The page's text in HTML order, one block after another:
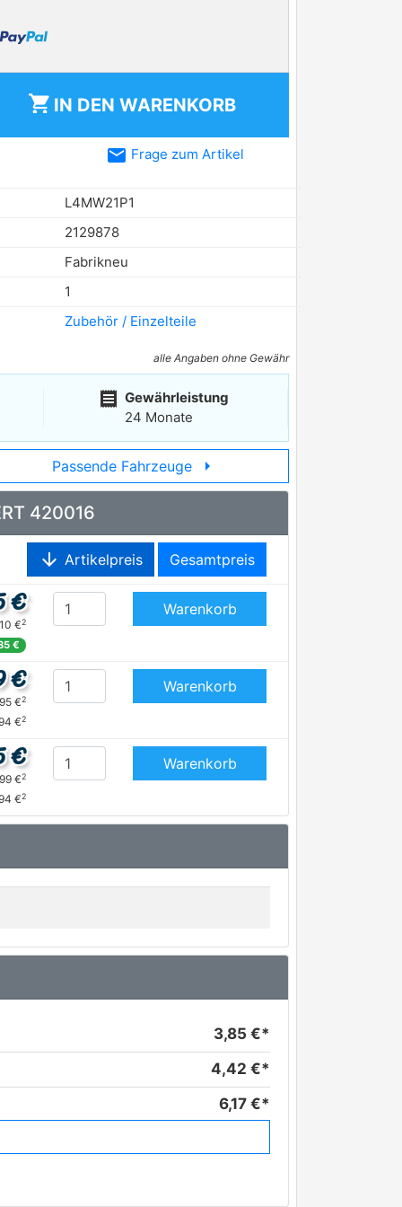
shopping_cart IN DEN WARENKORB
email Frage zum Artikel
L4MW21P1
2129878
Fabrikneu
1
Zubehör / Einzelteile
alle Angaben ohne Gewähr
receipt Gewährleistung
24 Monate
Passende Fahrzeuge arrow_right
420016
arrow_downward Artikelpreis Gesamtpreis
€
€2
€
Warenkorb
€
€2
€2
Warenkorb
€
€2
€2
Warenkorb
3,85 €*
4,42 €*
6,17 €*